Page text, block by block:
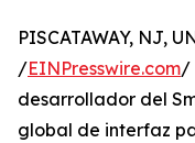
PISCATAWAY, NJ,
/EINPresswire.com/
desarrollador del
global de interfaz